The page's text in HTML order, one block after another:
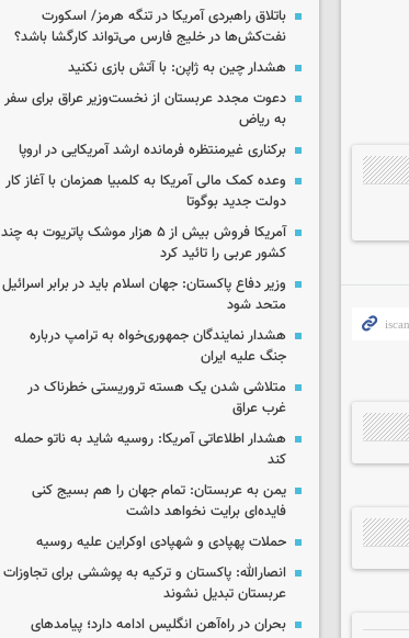
باتلاق راهبردی آمریکا در تنگه هرمز/ اسکورت
نفت‌کش‌ها در خلیج فارس می‌تواند کارگشا باشد؟
هشدار چین به ژاپن: با آتش بازی نکنید
دعوت مجدد عربستان از نخست‌وزیر عراق برای سفر
به ریاض
برکناری غیرمنتظره فرمانده ارشد آمریکایی در اروپا
وعده کمک مالی آمریکا به کلمبیا همزمان با آغاز کار
دولت جدید بوگوتا
آمریکا فروش بیش از ۵ هزار موشک پاتریوت به چند
کشور عربی را تائید کرد
وزیر دفاع پاکستان: جهان اسلام باید در برابر اسرائیل
متحد شود
هشدار نمایندگان جمهوری‌خواه به ترامپ درباره
جنگ علیه ایران
متلاشی شدن یک هسته تروریستی خطرناک در
غرب عراق
هشدار اطلاعاتی آمریکا: روسیه شاید به ناتو حمله
کند
یمن به عربستان: تمام جهان را هم بسیج کنی
فایده‌ای برایت نخواهد داشت
حملات پهپادی و شهپادی اوکراین علیه روسیه
انصارالله: پاکستان و ترکیه به پوششی برای تجاوزات
عربستان تبدیل نشوند
بحران در راه‌آهن انگلیس ادامه دارد؛ پیامدهای